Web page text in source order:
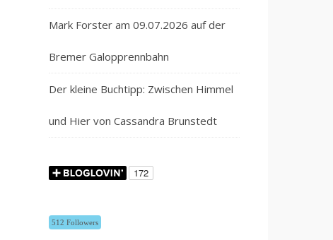
Mark Forster am 09.07.2026 auf der
Bremer Galopprennbahn
Der kleine Buchtipp: Zwischen Himmel
und Hier von Cassandra Brunstedt
512 Followers